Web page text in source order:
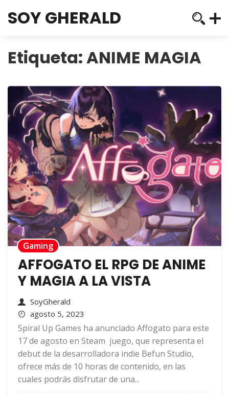
SOY GHERALD
Etiqueta:ANIME MAGIA
Gaming
AFFOGATO EL RPG DE ANIME
Y MAGIA A LA VISTA
SoyGherald
agosto 5, 2023
Spiral Up Games ha anunciado Affogato para este
17 de agosto en Steam juego, que representa el
debut de la desarrolladora indie Befun Studio,
ofrece más de 10 horas de contenido, en las
cuales podrás disfrutar de una...